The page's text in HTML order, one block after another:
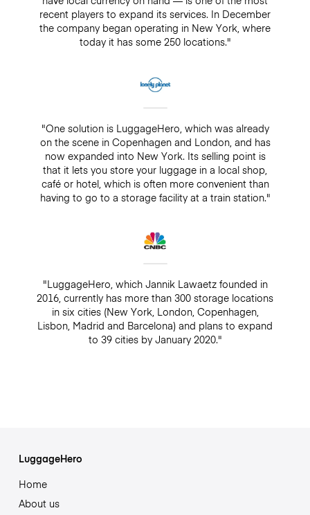
recent players to expand its services. In December
the company began operating in New York, where
today it has some 250 locations."
"One solution is LuggageHero, which was already
on the scene in Copenhagen and London, and has
now expanded into New York. Its selling point is
that it lets you store your luggage in a local shop,
café or hotel, which is often more convenient than
having to go to a storage facility at a train station."
"LuggageHero, which Jannik Lawaetz founded in
2016, currently has more than 300 storage locations
in six cities (New York, London, Copenhagen,
Lisbon, Madrid and Barcelona) and plans to expand
to 39 cities by January 2020."
LuggageHero
Home
About us